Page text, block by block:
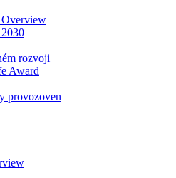
rozvoji
Award
provozoven